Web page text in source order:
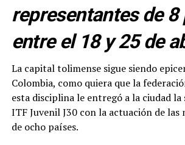
representantes de 8
entre el 18 y 25 de
La capital tolimense sigue siendo
Colombia, como quiera que la
esta disciplina le entregó a la ciudad la
ITF Juvenil J30 con la actuación de las
de ocho países.